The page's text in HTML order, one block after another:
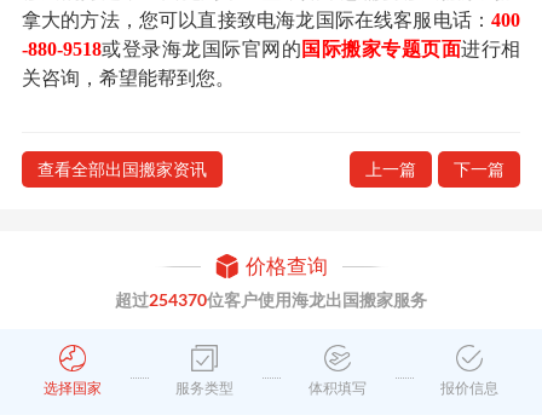
拿大的方法，您可以直接致电海龙国际在线客服电话：400
-880-9518或登录海龙国际官网的 国际搬家专题页面进行相
关咨询，希望能帮到您。
查看全部出国搬家资讯 上一篇 下一篇
价格查询
超过254370位客户使用海龙出国搬家服务
选择国家 服务类型 体积填写 报价信息